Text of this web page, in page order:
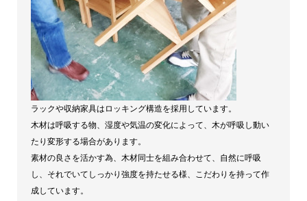
ラックや収納家具はロッキング構造を採用しています。
木材は呼吸する物、湿度や気温の変化によって、木が呼吸し動い
たり変形する場合があります。
素材の良さを活かす為、木材同士を組み合わせて、自然に呼吸
し、それでいてしっかり強度を持たせる様、こだわりを持って作
成しています。